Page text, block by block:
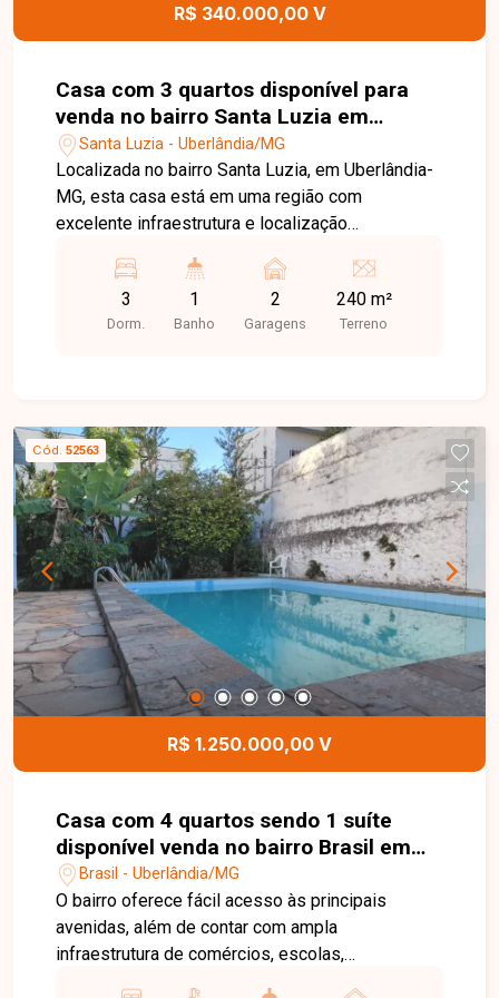
R$ 340.000,00 V
Casa com 3 quartos disponível para
venda no bairro Santa Luzia em
Uberlândia-MG
Santa Luzia - Uberlândia/MG
Localizada no bairro Santa Luzia, em Uberlândia-
MG, esta casa está em uma região com
excelente infraestrutura e localização
supermercados, farmácias, pizzarias, sacolão e
diversos comércios e serviços. O imóvel
também oferece fácil acesso às principais vias
coberta, amplo quintal, churrasqueira a carvão e
02 vagas de garagem. Os ambientes são bem
distribuídos, oferecendo conforto e
funcionalidade para o dia a dia, além de um
excelente espaço externo para momentos de
lazer. Esta é uma excelente oportunidade para
quem busca um imóvel bem localizado, com
amplo quintal e ótima estrutura no bairro Santa
Luzia. Agende uma visita e venha conhecer todos
os detalhes desta casa.
3
Dorm.
1
Banho
2
Garagens
240 m²
Terreno
Cód. 52563
R$ 1.250.000,00 V
Casa com 4 quartos sendo 1 suíte
disponível venda no bairro Brasil em
Uberlândia-MG
Brasil - Uberlândia/MG
O bairro oferece fácil acesso às principais
avenidas, além de contar com ampla
infraestrutura de comércios, escolas,